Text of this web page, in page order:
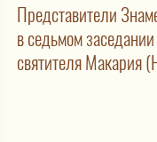
Представители
в седьмом
святителя Макария